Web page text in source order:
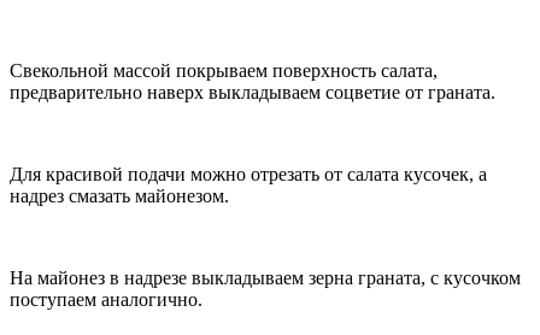
Свекольной массой покрываем поверхность салата,
предварительно наверх выкладываем соцветие от граната.
Для красивой подачи можно отрезать от салата кусочек, а
надрез смазать майонезом.
На майонез в надрезе выкладываем зерна граната, с кусочком
поступаем аналогично.